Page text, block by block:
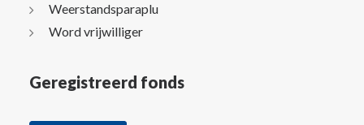
Weerstandsparaplu
Word vrijwilliger
Geregistreerd fonds